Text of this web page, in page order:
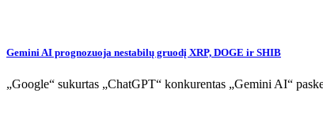
Gemini AI prognozuoja nestabilų gruodį XRP, DOGE ir SHIB
„Google“ sukurtas „ChatGPT“ konkurentas „Gemini AI“